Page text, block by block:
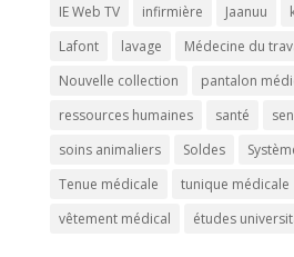
IE Web TV
infirmière Jaanuu
Lafont
lavage Médecine du
Nouvelle collection
pantalon
ressources humaines
santé
soins animaliers
Soldes
Tenue médicale
tunique médicale
vêtement médical
études